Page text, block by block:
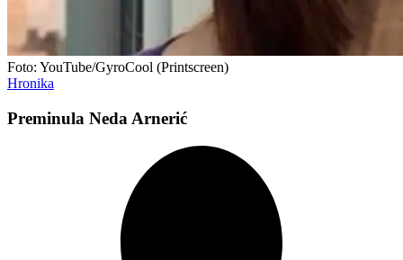
Foto: YouTube/GyroCool (Printscreen)
Hronika
Preminula Neda Arnerić